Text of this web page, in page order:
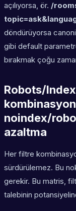
açılıyorsa, ör. /
döndürüyorsa
gibi default
bırakmak çoğu
Robots/
noindex/
azaltma
Her filtre
sürdürülemez. Bu
gerekir. Bu matris,
talebinin